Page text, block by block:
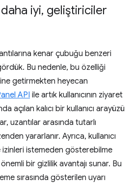
daha iyi, geliştiriciler
kenar çubuğu benzeri
Bu nedenle, bu özelliği
getirmekten heyecan
API ile artık kullanıcının ziyaret
açılan kalıcı bir kullanıcı arayüzü
uzantılar arasında tutarlı
yararlanır. Ayrıca, kullanıcı
istemeden gösterebilme
bir gizlilik avantajı sunar. Bu
sırasında gösterilen uyarı